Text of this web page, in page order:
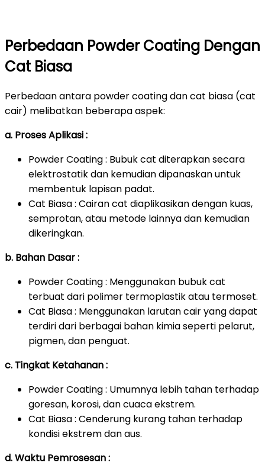
Perbedaan Powder Coating Dengan
Cat Biasa
Perbedaan antara powder coating dan cat biasa (cat
cair) melibatkan beberapa aspek:
a. Proses Aplikasi :
Powder Coating : Bubuk cat diterapkan secara
elektrostatik dan kemudian dipanaskan untuk
membentuk lapisan padat.
Cat Biasa : Cairan cat diaplikasikan dengan kuas,
semprotan, atau metode lainnya dan kemudian
dikeringkan.
b. Bahan Dasar :
Powder Coating : Menggunakan bubuk cat
terbuat dari polimer termoplastik atau termoset.
Cat Biasa : Menggunakan larutan cair yang dapat
terdiri dari berbagai bahan kimia seperti pelarut,
pigmen, dan penguat.
c. Tingkat Ketahanan :
Powder Coating : Umumnya lebih tahan terhadap
goresan, korosi, dan cuaca ekstrem.
Cat Biasa : Cenderung kurang tahan terhadap
kondisi ekstrem dan aus.
d. Waktu Pemrosesan :